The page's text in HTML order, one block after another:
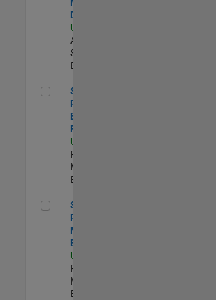
Design
US-MA-Natick
Advanced
Support |
Experimentado
Senior Product Engineer - FPGA / ASIC
Senior
Product
Engineer -
FPGA / ASIC
US-MA-Natick
Product
Marketing |
Experimentado
Senior Product Marketing Engineer
Senior
Product
Marketing
Engineer
US-MA-Natick
Product
Marketing |
Experimentado